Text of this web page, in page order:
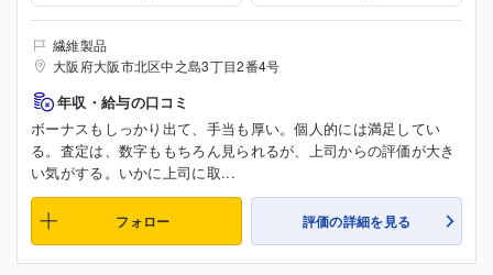
繊維製品
大阪府大阪市北区中之島3丁目2番4号
年収・給与の口コミ
ボーナスもしっかり出て、手当も厚い。個人的には満足してい
る。査定は、数字ももちろん見られるが、上司からの評価が大き
い気がする。いかに上司に取...
フォロー 評価の詳細を見る